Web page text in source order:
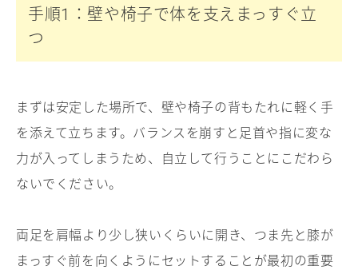
手順1 ：壁や椅子で体を支えまっすぐ立
つ
まずは安定した場所で、壁や椅子の背もたれに軽く手
を添えて立ちます。バランスを崩すと足首や指に変な
力が入ってしまうため、自立して行うことにこだわら
ないでください。
両足を肩幅より少し狭いくらいに開き、つま先と膝が
まっすぐ前を向くようにセットすることが最初の重要